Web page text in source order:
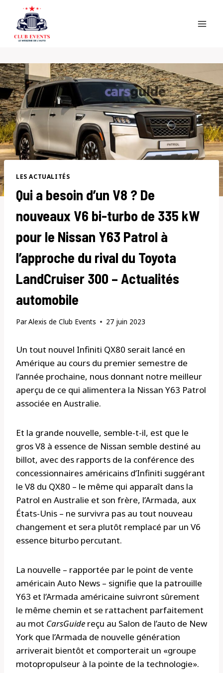
content
LES ACTUALITÉS
Qui a besoin d’un V8 ? De
nouveaux V6 bi-turbo de 335 kW
pour le Nissan Y63 Patrol à
l’approche du rival du Toyota
LandCruiser 300 – Actualités
automobile
ParAlexis de Club Events 27 juin 2023
Un tout nouvel Infiniti QX80 serait lancé en
Amérique au cours du premier semestre de
l’année prochaine, nous donnant notre meilleur
aperçu de ce qui alimentera la Nissan Y63 Patrol
associée en Australie.
Et la grande nouvelle, semble-t-il, est que le
gros V8 à essence de Nissan semble destiné au
billot, avec des rapports de la conférence des
concessionnaires américains d’Infiniti suggérant
le V8 du QX80 – le même qui apparaît dans la
Patrol en Australie et son frère, l’Armada, aux
États-Unis – ne survivra pas au tout nouveau
changement et sera plutôt remplacé par un V6
essence biturbo percutant.
La nouvelle – rapportée par le point de vente
américain Auto News – signifie que la patrouille
Y63 et l’Armada américaine suivront sûrement
le même chemin et se rattachent parfaitement
au mot CarsGuide reçu au Salon de l’auto de New
York que l’Armada de nouvelle génération
arriverait bientôt et comporterait un «groupe
motopropulseur à la pointe de la technologie».